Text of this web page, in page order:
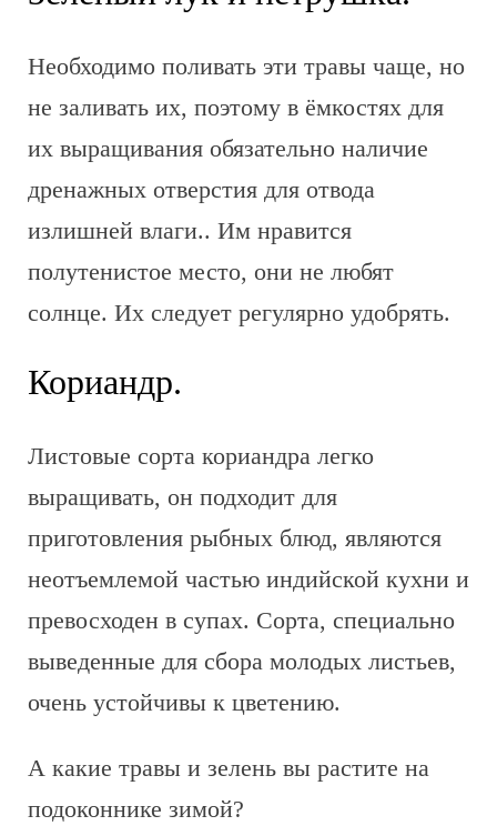
Необходимо поливать эти травы чаще, но
не заливать их, поэтому в ёмкостях для
их выращивания обязательно наличие
дренажных отверстия для отвода
излишней влаги.. Им нравится
полутенистое место, они не любят
солнце. Их следует регулярно удобрять.
Кориандр.
Листовые сорта кориандра легко
выращивать, он подходит для
приготовления рыбных блюд, являются
неотъемлемой частью индийской кухни и
превосходен в супах. Сорта, специально
выведенные для сбора молодых листьев,
очень устойчивы к цветению.
А какие травы и зелень вы растите на
подоконнике зимой?